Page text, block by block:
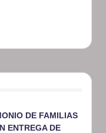
DE FAMILIAS
ENTREGA DE